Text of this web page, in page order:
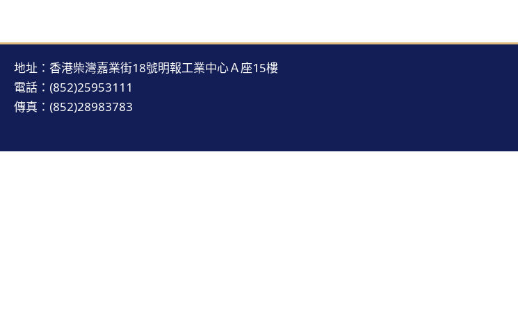
地址：香港柴灣嘉業街18號明報工業中心Ａ座15樓
電話：(852)25953111
傳真：(852)28983783